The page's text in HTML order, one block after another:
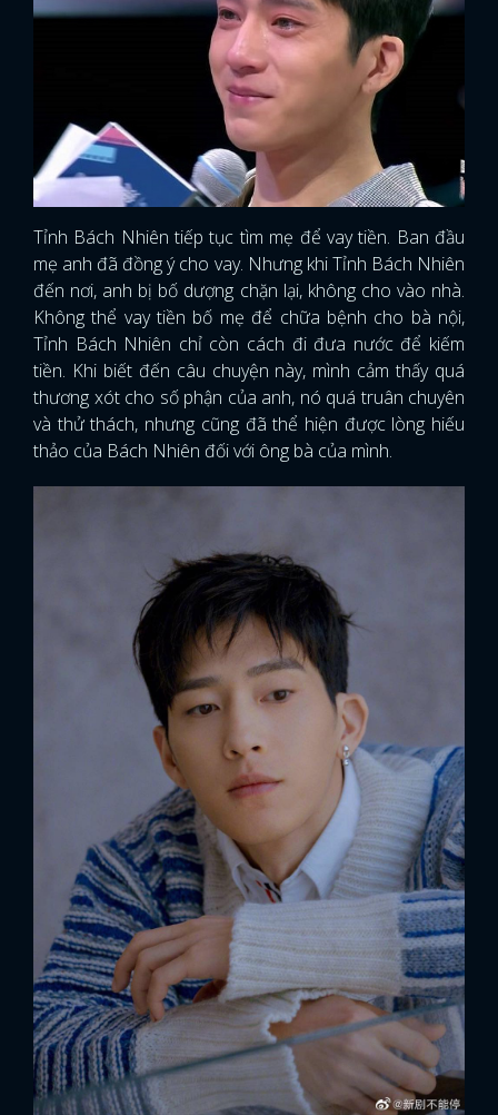
Tỉnh Bách Nhiên tiếp tục tìm mẹ để vay tiền. Ban đầu
mẹ anh đã đồng ý cho vay. Nhưng khi Tỉnh Bách Nhiên
đến nơi, anh bị bố dượng chặn lại, không cho vào nhà.
Không thể vay tiền bố mẹ để chữa bệnh cho bà nội,
Tỉnh Bách Nhiên chỉ còn cách đi đưa nước để kiếm
tiền. Khi biết đến câu chuyện này, mình cảm thấy quá
thương xót cho số phận của anh, nó quá truân chuyên
và thử thách, nhưng cũng đã thể hiện được lòng hiếu
thảo của Bách Nhiên đối với ông bà của mình.